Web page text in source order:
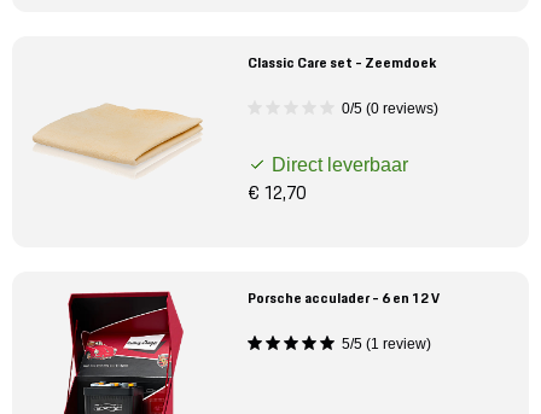
Classic Care set - Zeemdoek
0/5 (0 reviews)
Direct leverbaar
€ 12,70
Porsche acculader - 6 en 12 V
5/5 (1 review)